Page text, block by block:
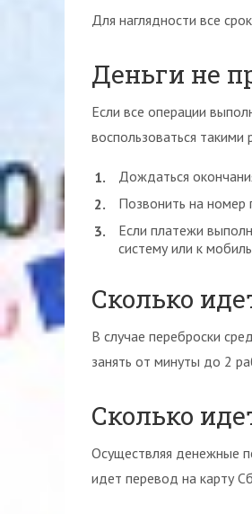
Для наглядности все
Деньги не
Если все операции
воспользоваться
Дождаться
Позвонить на номер
Если платежи
систему или к
Сколько
В случае переброски
занять от минуты до 2
Сколько
Осуществляя денежные
идет перевод на карту